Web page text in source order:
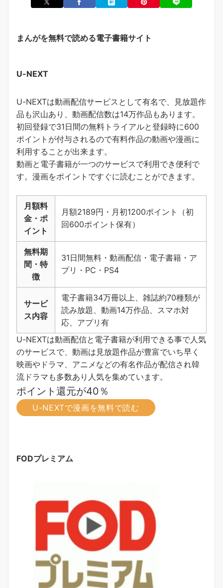
まんがを無料で読める電子書籍サイト
U-NEXT
U-NEXTは動画配信サービスとして有名で、見放題作
品も沢山あり、動画配信数は14万作品もあります。
初回登録で31日間の無料トライアルと登録時に600
ポイントが付与されるので有料作品の動画や漫画に
利用することが出来ます。
動画と電子書籍が一つのサービスで利用でき便利で
す。 漫画をポイントですぐに読むことができます。
月額料
金・ポ
イント
月額2189円・月初1200ポイント（初
回600ポイント保有）
無料期
間・特
徴
31日間無料・動画配信・電子書籍・ア
プリ・PC・PS4
サービ
ス内容
電子書籍34万冊以上、雑誌約70種類が
読み放題、動画14万作品、スマホ対
応、アプリ有
U-NEXTは動画配信と電子書籍が利用できる事で人気
のサービスで、動画は見放題作品が豊富でいち早く
映画やドラマ、アニメなどの有名作品が配信され韓
流ドラマも多数あり人気を集めています。
ポイント還元が40％
U-NEXTで漫画を無料で読む
FODプレミアム